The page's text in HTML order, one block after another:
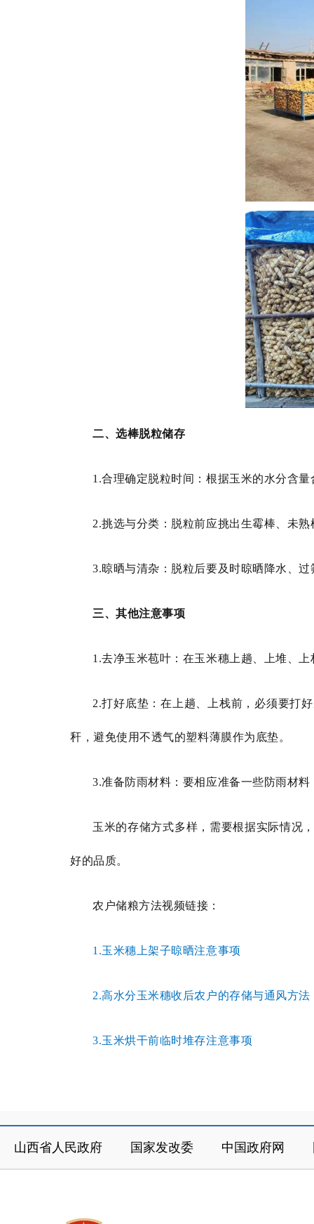
二、选棒脱粒储存
1.合理确定脱粒时间：根据玉米的水分含
2.挑选与分类：脱粒前应挑出生霉棒、未
3.晾晒与清杂：脱粒后要及时晾晒降水、
三、其他注意事项
1.去净玉米苞叶：在玉米穗上趟、上堆、
2.打好底垫：在上趟、上栈前，必须要打
秆，避免使用不透气的塑料薄膜作为底垫。
3.准备防雨材料：要相应准备一些防雨材
玉米的存储方式多样，需要根据实际情况
好的品质。
农户储粮方法视频链接：
1.玉米穗上架子晾晒注意事项
2.高水分玉米穗收后农户的存储与通风方法
3.玉米烘干前临时堆存注意事项
山西省人民政府 国家发改委 中国政府网